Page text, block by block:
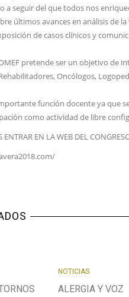
a seguir del que todos nos
últimos avances en análisis de
de casos clínicos y
pretende ser un objetivo de
Oncólogos,
función docente ya que
como actividad de libre
EN LA WEB DEL
NOTICIAS
ALERGIA Y VOZ